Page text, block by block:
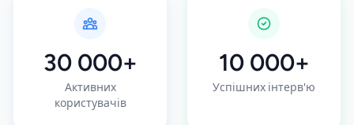
30 000+
Активних
користувачів
10 000+
Успішних інтерв'ю